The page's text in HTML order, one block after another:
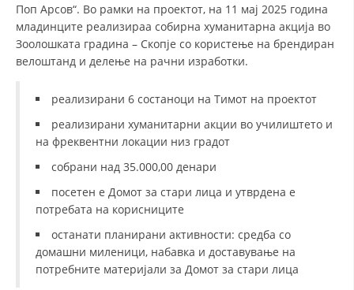
Поп Арсов“. Во рамки на проектот, на 11 мај 2025 година
младинците реализираа собирна хуманитарна акција во
Зоолошката градина – Скопје со користење на брендиран
велоштанд и делење на рачни изработки.
реализирани 6 состаноци на Тимот на проектот
реализирани хуманитарни акции во училиштето и
на фреквентни локации низ градот
собрани над 35.000,00 денари
посетен е Домот за стари лица и утврдена е
потребата на корисниците
останати планирани активности: средба со
домашни миленици, набавка и доставување на
потребните материјали за Домот за стари лица